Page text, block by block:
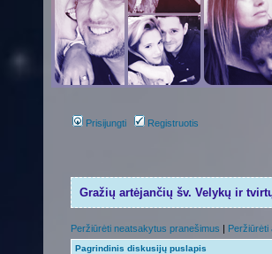
Prisijungti Registruotis
Gražių artėjančių šv. Velykų ir
Peržiūrėti neatsakytus pranešimus | Peržiūrėti
Pagrindinis diskusijų puslapis